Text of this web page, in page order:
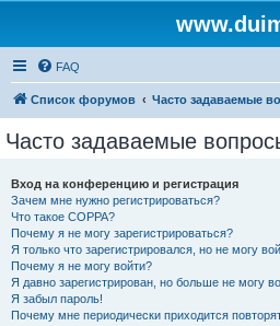
FAQ
Список форумов Часто задаваемые
Часто задаваемые
Вход на конференцию и регистрация
Зачем мне нужно регистрироваться?
Что такое COPPA?
Почему я не могу зарегистрироваться?
Я только что зарегистрировался, но не могу
Почему я не могу войти?
Я давно зарегистрирован, но больше не могу
Я забыл пароль!
Почему мне периодически приходится